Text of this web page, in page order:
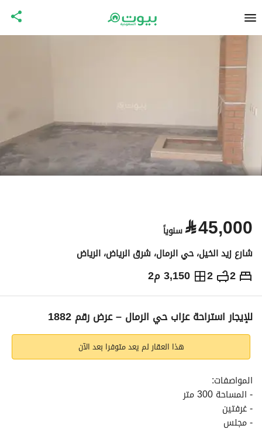
⃁45,000 سنوياً
شارع زيد الخيل، حي الرمال، شرق الرياض، الرياض
2
2 3,150 م2 ⃁
45,000سنوياً
الإعلان الاماكن القريبة
للإيجار استراحة عزاب حي الرمال – عرض رقم 1882
هذا العقار لم يعد متوفرا بعد الآن
المواصفات:
- المساحة 300 متر
- غرفتين
- مجلس